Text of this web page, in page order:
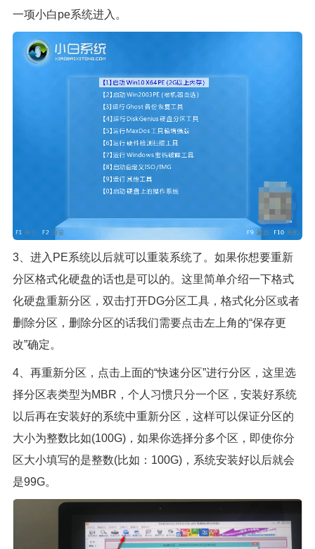
一项小白pe系统进入。
3、进入PE系统以后就可以重装系统了。如果你想要重新
分区格式化硬盘的话也是可以的。这里简单介绍一下格式
化硬盘重新分区，双击打开DG分区工具，格式化分区或者
删除分区，删除分区的话我们需要点击左上角的“保存更
改”确定。
4、再重新分区，点击上面的“快速分区”进行分区，这里选
择分区表类型为MBR，个人习惯只分一个区，安装好系统
以后再在安装好的系统中重新分区，这样可以保证分区的
大小为整数比如(100G)，如果你选择分多个区，即使你分
区大小填写的是整数(比如：100G)，系统安装好以后就会
是99G。